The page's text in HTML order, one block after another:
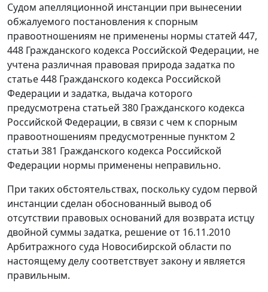
Судом апелляционной инстанции при вынесении
обжалуемого постановления к спорным
правоотношениям не применены нормы статей 447,
448 Гражданского кодекса Российской Федерации, не
учтена различная правовая природа задатка по
статье 448 Гражданского кодекса Российской
Федерации и задатка, выдача которого
предусмотрена статьей 380 Гражданского кодекса
Российской Федерации, в связи с чем к спорным
правоотношениям предусмотренные пунктом 2
статьи 381 Гражданского кодекса Российской
Федерации нормы применены неправильно.
При таких обстоятельствах, поскольку судом первой
инстанции сделан обоснованный вывод об
отсутствии правовых оснований для возврата истцу
двойной суммы задатка, решение от 16.11.2010
Арбитражного суда Новосибирской области по
настоящему делу соответствует закону и является
правильным.